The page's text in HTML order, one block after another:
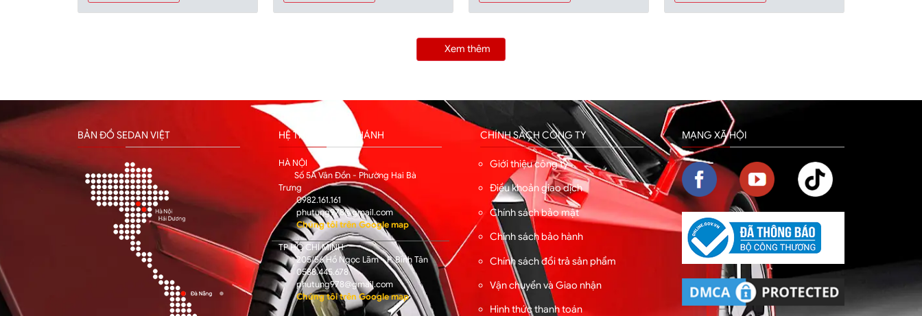
Xem thêm
BẢN ĐỒ SEDAN VIỆT HỆ THỐNG CHI NHÁNH
HÀ NỘI
Số 5A Vân Đồn - Phường Hai Bà
Trưng
0982.161.161
phutung978@gmail.com
Chúng tôi trên Google map
TP HỒ CHÍ MINH
205/56 Hồ Ngọc Lãm - P. Bình Tân
0588.445.678
phutung978@gmail.com
Chúng tôi trên Google map
CHÍNH SÁCH CÔNG TY
Giới thiệu công ty
Điều khoản giao dịch
Chính sách bảo mật
Chính sách bảo hành
Chính sách đổi trả sản phẩm
Vận chuyển và Giao nhận
Hình thức thanh toán
MẠNG XÃ HỘI